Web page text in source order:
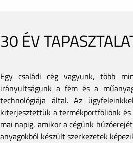
30 ÉV
Egy családi cég vagyunk, több
irányultságunk a fém és a
technológiája által. Az
kiterjesztettük a termékportfóliónk
mai napig, amikor a cégünk
anyagokból készült szerkezetek